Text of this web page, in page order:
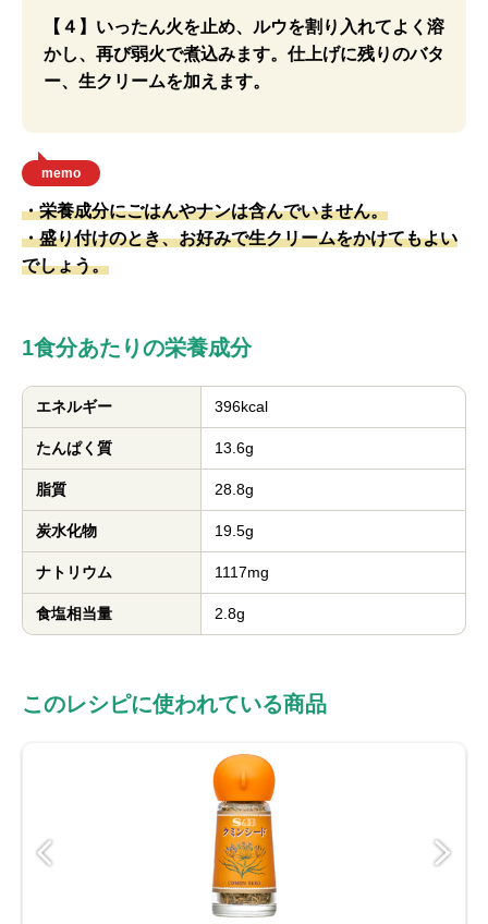
【４】いったん火を止め、ルウを割り入れてよく溶
かし、再び弱火で煮込みます。仕上げに残りのバタ
ー、生クリームを加えます。
memo
・栄養成分にごはんやナンは含んでいません。
・盛り付けのとき、お好みで生クリームをかけてもよい
でしょう。
1食分あたりの栄養成分
エネルギー 396kcal
たんぱく質 13.6g
脂質 28.8g
炭水化物 19.5g
ナトリウム 1117mg
食塩相当量 2.8g
このレシピに使われている商品